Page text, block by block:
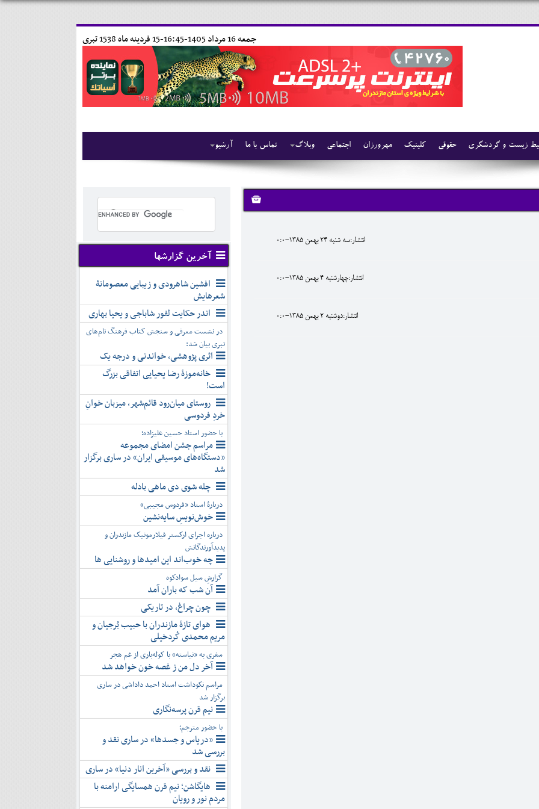
15 فردينه ماه 1538 تبری جمعه 16 مرداد 1405-16:45-
آرشیو تماس با ما وبلاگ اجتماعی مهرورزان کلینیک حقوقی زیست و گردشگری
انتشار:سه شنبه 24 بهمن 1385-0:0
انتشار:چهارشنبه 4 بهمن 1385-0:0
انتشار:دوشنبه 2 بهمن 1385-0:0
آخرین گزارشها
افشین شاهرودی و زیبایی معصومانۀ
شعرهایش
اندر حکایت لفور شاباجی و یحیا بهاری
در نشست معرفی و سنجش کتاب فرهنگ نام‌های
تبری بیان شد:
اثری پژوهشی، خواندنی و درجه یک
خانه‌موزۀ رضا یحیایی اتفاقی بزرگ
است!
روستای میان‌رود قائم‌شهر، میزبان خوانِ
خردِ فردوسی
با حضور استاد حسین علیزاده؛
مراسم جشن امضای مجموعه
«دستگاه‌های موسیقی ایران» در ساری برگزار
شد
چله شوی دی ماهی بادله
دربارۀ استاد «فردوس مجیبی»
خوش‌نویسِ سایه‌نشین
درباره اجرای ارکستر فیلارمونیک مازندران و
پدیدآورندگانش
چه خوب‌اند این امیدها و روشنایی ها
گزارشِ سیل سوادکوه
آن شب که باران آمد
چون چراغ، در تاریکی
هوای تازۀ مازندران با حبیب بُرجیان و
مریم محمدی کُردخیلی
سفری به «نیاسته» با کوله‌باری از غم هجر
آخر دل من ز غصه خون خواهد شد
مراسم نکوداشت استاد احمد داداشی در ساری
برگزار شد
نیم قرن پرسه‌نگاری
با حضور مترجم؛
«دریاس و جسدها» در ساری نقد و
بررسی شد
نقد و بررسی «آخرین انار دنیا» در ساری
هایگاشن؛ نیم قرن همسایگی ارامنه با
مردم نور و رویان